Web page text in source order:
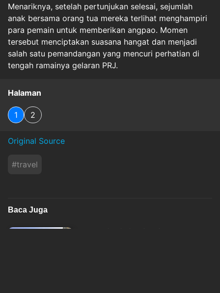
Menariknya, setelah pertunjukan selesai, sejumlah
anak bersama orang tua mereka terlihat menghampiri
para pemain untuk memberikan angpao. Momen
tersebut menciptakan suasana hangat dan menjadi
salah satu pemandangan yang mencuri perhatian di
tengah ramainya gelaran PRJ.
Halaman
1 2
Original Source
#travel
Baca Juga